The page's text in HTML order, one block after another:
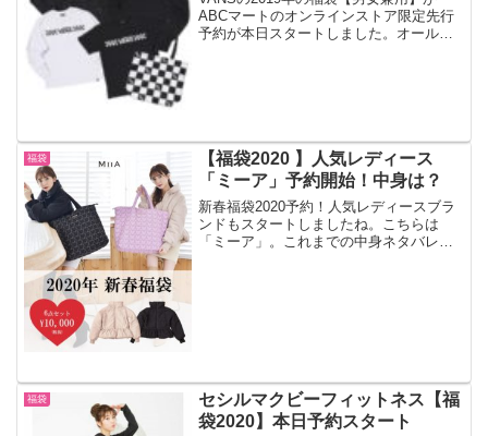
ABCマートのオンラインストア限定先行
予約が本日スタートしました。オールシ
福袋
【福袋2020 】人気レディース
「ミーア」予約開始！中身は？
新春福袋2020予約！人気レディースブラ
ンドもスタートしましたね。こちらは
「ミーア」。これまでの中身ネタバレ
福袋
セシルマクビーフィットネス【福
袋2020】本日予約スタート